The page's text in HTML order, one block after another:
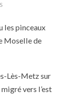
DE
MOSELLE
DANS
les pinceaux
Moselle de
Lès-Metz sur
vers l’est